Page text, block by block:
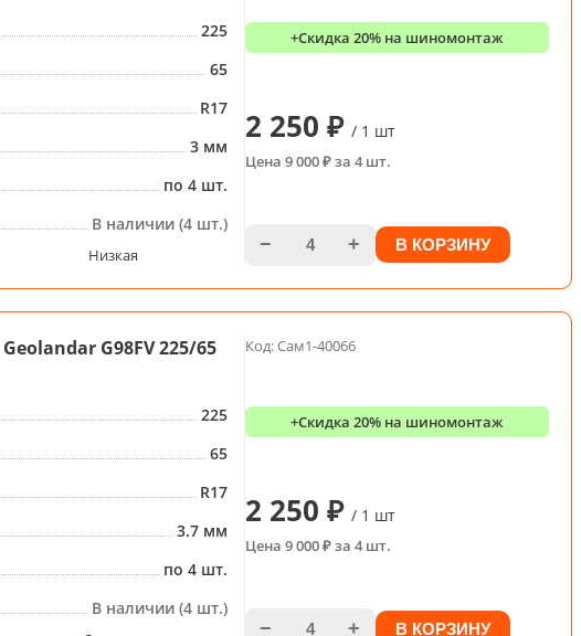
225
65
R17
3 мм
по 4 шт.
В наличии (4 шт.)
Низкая
+Скидка 20% на шиномонтаж
2 250 ₽ / 1 шт
Цена 9 000 ₽ за 4 шт.
− + В КОРЗИНУ
G98FV 225/65
225
65
R17
3.7 мм
по 4 шт.
В наличии (4 шт.)
Код: Сам1-40066
+Скидка 20% на шиномонтаж
2 250 ₽ / 1 шт
Цена 9 000 ₽ за 4 шт.
− + В КОРЗИНУ